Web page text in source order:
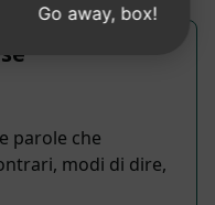
parole che
modi di dire,
Go away, box!